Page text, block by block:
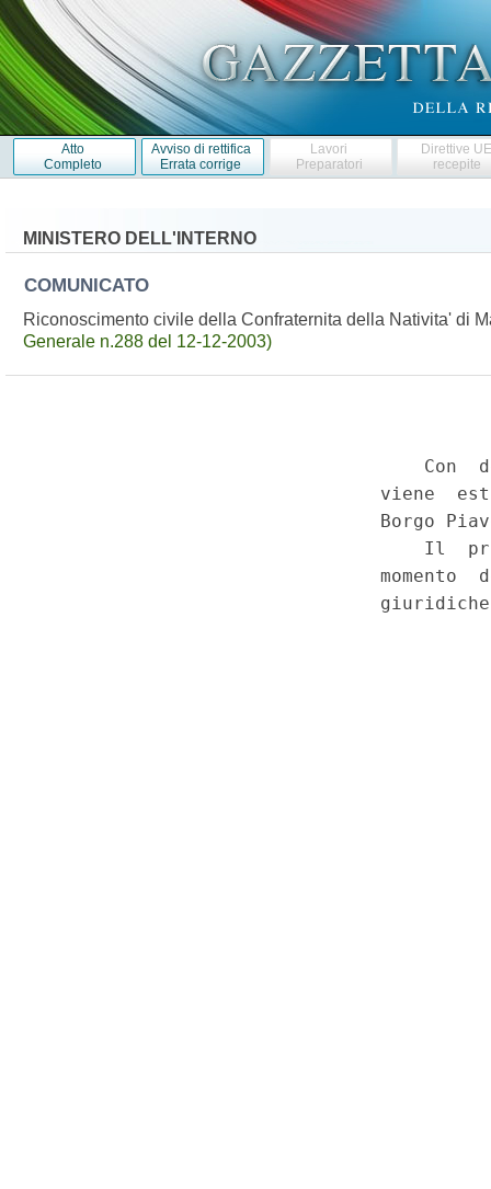
Atto
Completo
Avviso di rettifica
Errata corrige
Lavori
Preparatori
Direttive
recepite
MINISTERO DELL'INTERNO
COMUNICATO
Riconoscimento civile della Confraternita della Nativita' di
Generale n.288 del 12-12-2003)